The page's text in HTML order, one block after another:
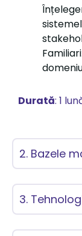
Durată: 1
2. Bazele
3.